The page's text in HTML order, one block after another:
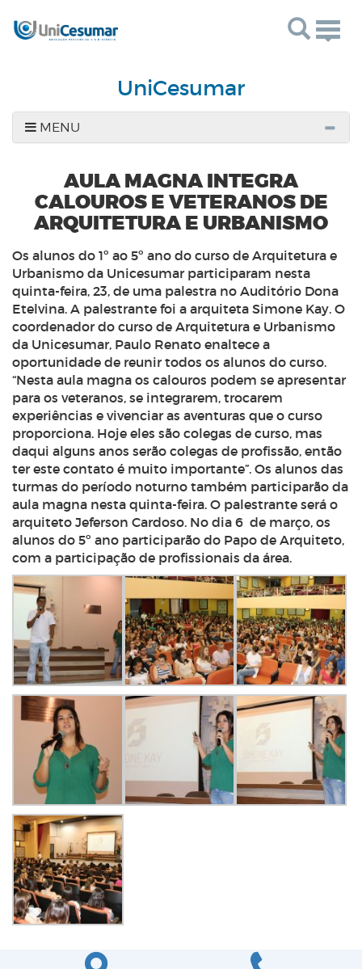
UniCesumar
MENU
AULA MAGNA INTEGRA
CALOUROS E VETERANOS DE
ARQUITETURA E URBANISMO
Os alunos do 1º ao 5º ano do curso de Arquitetura e
Urbanismo da Unicesumar participaram nesta
quinta-feira, 23, de uma palestra no Auditório Dona
Etelvina. A palestrante foi a arquiteta Simone Kay. O
coordenador do curso de Arquitetura e Urbanismo
da Unicesumar, Paulo Renato enaltece a
oportunidade de reunir todos os alunos do curso.
“Nesta aula magna os calouros podem se apresentar
para os veteranos, se integrarem, trocarem
experiências e vivenciar as aventuras que o curso
proporciona. Hoje eles são colegas de curso, mas
daqui alguns anos serão colegas de profissão, então
ter este contato é muito importante”. Os alunos das
turmas do período noturno também participarão da
aula magna nesta quinta-feira. O palestrante será o
arquiteto Jeferson Cardoso. No dia 6 de março, os
alunos do 5º ano participarão do Papo de Arquiteto,
com a participação de profissionais da área.